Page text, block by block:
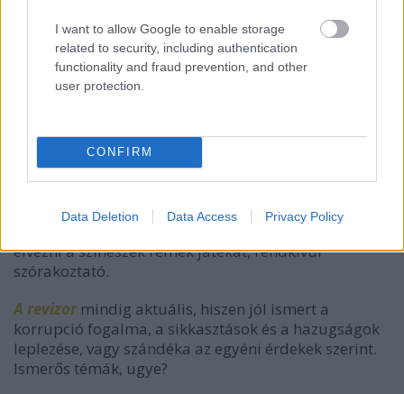
I want to allow Google to enable storage
related to security, including authentication
functionality and fraud prevention, and other
user protection.
CONFIRM
Data Deletion Data Access Privacy Policy
Szilveszterkor (december 31-én 17.30-kor és 21.00
órakor) dupla előadásbanA revizor!
Vígszínházés a Szputnyik Hajózási Társaság
közös produkciója
zseniális komédiája remekmű, amitBodó Viktor
rendezése még tovább fokoz. Ez egy ’
magyarosított tragikomédia fifti-fiftiben, két részben,
azok is, akik már látták a Vígszínházi előadást. Sőt,
élvezni a színészek remek játékát, rendkívül
szórakoztató.
A revizormindig aktuális, hiszen jól ismert a
korrupció fogalma, a sikkasztások és a hazugságok
leplezése, vagy szándéka az egyéni érdekek szerint.
Ismerős témák, ugye?